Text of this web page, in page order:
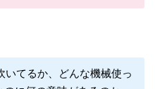
いてるか、どんな機械使っ